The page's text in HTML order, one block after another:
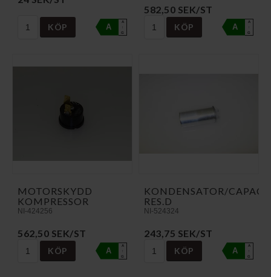
KÖP A
A
↑
G
582,50 SEK/ST
KÖP A
A
↑
G
MOTORSKYDD
KOMPRESSOR
NI-424256
562,50 SEK/ST
KÖP A
A
↑
G
KONDENSATOR/
RES.D
NI-524324
243,75 SEK/ST
KÖP A
A
↑
G